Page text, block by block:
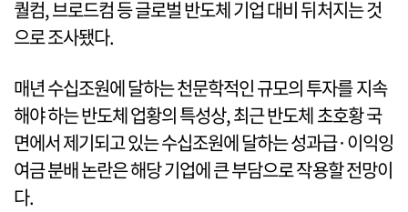
퀄컴, 브로드컴 등 글로벌 반도체 기업 대비 뒤처지는 것
으로 조사됐다.
매년 수십조원에 달하는 천문학적인 규모의 투자를 지속
해야 하는 반도체 업황의 특성상, 최근 반도체 초호황 국
면에서 제기되고 있는 수십조원에 달하는 성과급·이익잉
여금 분배 논란은 해당 기업에 큰 부담으로 작용할 전망이
다.